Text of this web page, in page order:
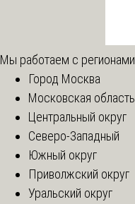
Мы работаем с регионами
Город Москва
Московская область
Центральный округ
Северо-Западный
Южный округ
Приволжский округ
Уральский округ